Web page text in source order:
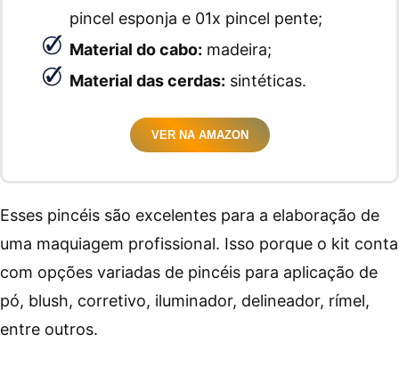
pincel esponja e 01x pincel pente;
Material do cabo: madeira;
Material das cerdas: sintéticas.
VER NA AMAZON
Esses pincéis são excelentes para a elaboração de
uma maquiagem profissional. Isso porque o kit conta
com opções variadas de pincéis para aplicação de
pó, blush, corretivo, iluminador, delineador, rímel,
entre outros.